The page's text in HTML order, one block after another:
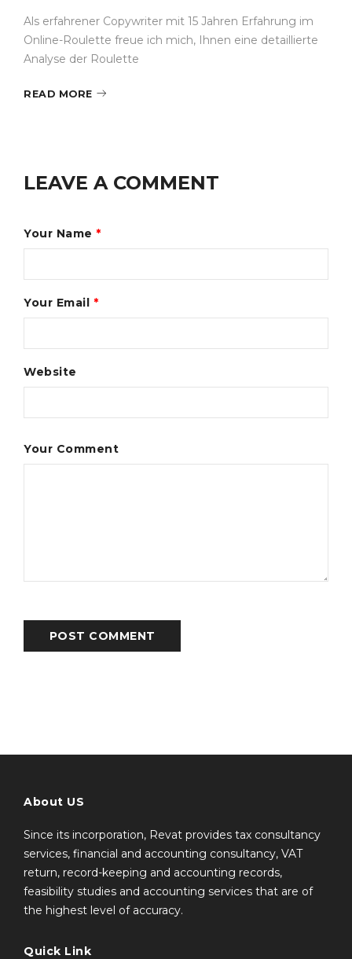
Als erfahrener Copywriter mit 15 Jahren Erfahrung im
Online-Roulette freue ich mich, Ihnen eine detaillierte
Analyse der Roulette
READ MORE
LEAVE A COMMENT
Your Name *
Your Email *
Website
Your Comment
POST COMMENT
About US
Since its incorporation, Revat provides tax consultancy
services, financial and accounting consultancy, VAT
return, record-keeping and accounting records,
feasibility studies and accounting services that are of
the highest level of accuracy.
Quick Link